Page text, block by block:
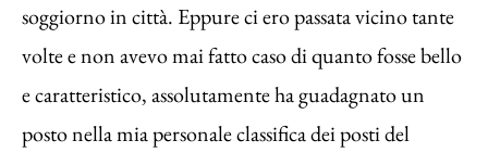
soggiorno in città. Eppure ci ero passata vicino tante
volte e non avevo mai fatto caso di quanto fosse bello
e caratteristico, assolutamente ha guadagnato un
posto nella mia personale classifica dei posti del